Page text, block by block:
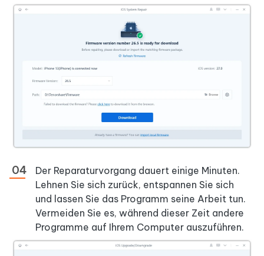
Der Reparaturvorgang dauert einige Minuten.
Lehnen Sie sich zurück, entspannen Sie sich
und lassen Sie das Programm seine Arbeit tun.
Vermeiden Sie es, während dieser Zeit andere
Programme auf Ihrem Computer auszuführen.